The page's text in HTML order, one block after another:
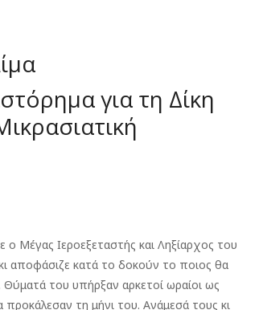
για τη Δίκη
Μέγας Ιεροεξεταστής και Ληξίαρχος του
αποφάσιζε κατά το δοκούν το ποιος θα
Θύματά του υπήρξαν αρκετοί ωραίοι ως
προκάλεσαν τη μήνι του. Ανάμεσά τους κι